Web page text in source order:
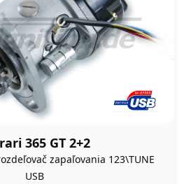
365 GT 2+2
zapaľovania 123\TUNE
USB